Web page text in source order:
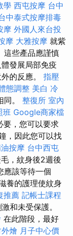
學 西屯按摩 台中
中泰式按摩排毒
摩 外國人來台投
摩 大雅按摩 就紫
這些產品應謹慎
發展局部免疫
的反應。 指壓
態調整 美白 冷
。 整復所 室內
班 Google商家檔
要，您可以要求
，因此您可以找
按摩 台中西屯
，紋身後2週後
應該等待一個
養的護理使紋身
推薦 記帳士課程
和未受保護。
在此階段，最好
燴 月子中心價